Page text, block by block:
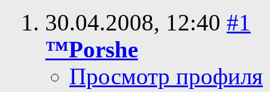
30.04.2008, 12:40 #1
™Porshe
Просмотр профиля